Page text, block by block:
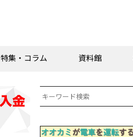
特集・コラム 資料館